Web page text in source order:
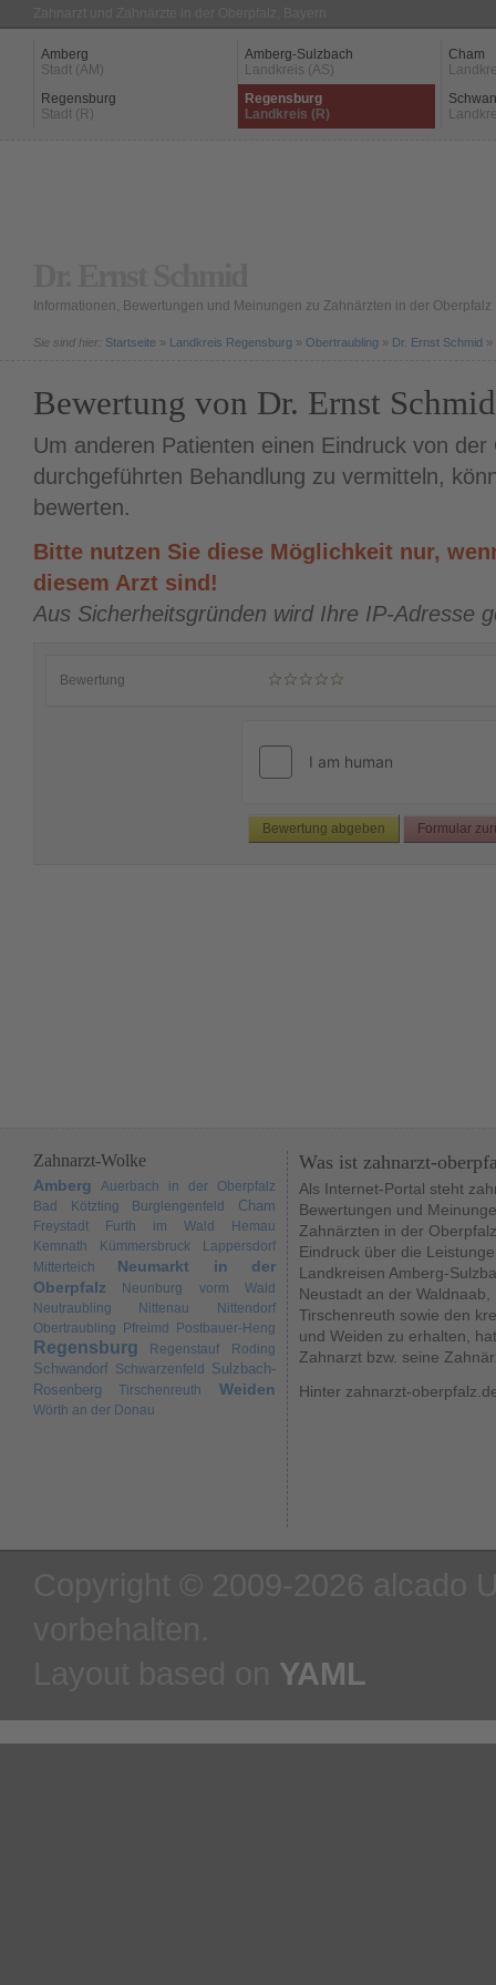
Amberg
Stadt (AM)
Amberg-Sulzbach
Landkreis (AS)
Cham
Regensburg
Stadt (R)
Regensburg
Landkreis (R)
Informationen, Bewertungen und Meinungen zu Zahnärzten in der Oberpfalz
Sie sind hier: Startseite » Landkreis Regensburg » Obertraubling » Dr. Ernst Schmid »
Bewertung von Dr. Ernst Schmid
Um anderen Patienten einen Eindruck von
durchgeführten Behandlung zu vermitteln,
bewerten.
Bitte nutzen Sie diese Möglichkeit nur,
diesem Arzt sind!
Aus Sicherheitsgründen wird Ihre IP-Adresse
Bewertung
Zahnarzt-Wolke
Amberg
Auerbach in der Oberpfalz
Bad Kötzting
Burglengenfeld Cham
Freystadt Furth im Wald
Hemau
Kemnath
Kümmersbruck
Lappersdorf
Mitterteich
Neumarkt in der
Oberpfalz
Neunburg vorm Wald
Neutraubling
Nittenau
Nittendorf
Obertraubling
Pfreimd Postbauer-Heng
Regensburg Regenstauf Roding
Schwandorf Schwarzenfeld
Sulzbach-
Rosenberg
Tirschenreuth Weiden
Wörth an der Donau
Was ist zahnarzt-
Als Internet-Portal steht
Bewertungen und
Zahnärzten in der
Eindruck über die
Landkreisen Amberg-
Neustadt an der
Tirschenreuth sowie den
und Weiden zu erhalten,
Zahnarzt bzw. seine
Hinter zahnarzt-
YAML